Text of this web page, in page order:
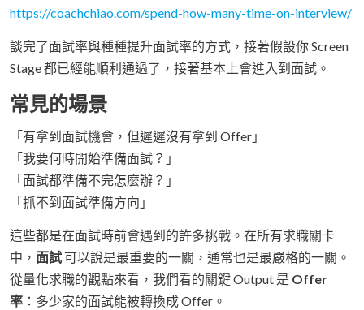
https://coachchiao.com/spend-how-many-time-on-interview/
談完了面試率與種種提升面試率的方式，接著假設你 Screen
Stage 都已經能順利通過了，接著基本上會進入到面試。
常見的場景
「有拿到面試機會，但遲遲沒有拿到 Offer」
「我要何時開始準備面試？」
「面試都準備不完怎麼辦？」
「抓不到面試準備方向」
這些都是在面試時前會遇到的許多挑戰。在所有求職關卡
中， 面試 可以說是最重要的一關，通常也是最嚴格的一關。
從量化求職的觀點來看，我們看的關鍵 Output 是 Offer
率 ：多少家的面試能被轉換成 Offer。